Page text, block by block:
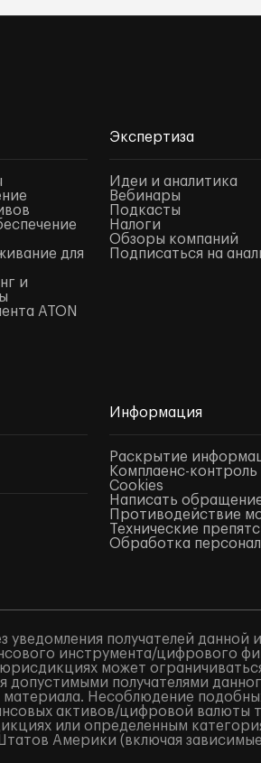
для
и
ATON
Экспертиза
Идеи и аналитика
Вебинары
Подкасты
Налоги
Обзоры компаний
Подписаться на
Информация
Раскрытие
Комплаенс-контроль
Cookies
Написать
Противодействие
Технические
Обработка
уведомления получателей
инструмента/цифрового
может
допустимыми получателями
Несоблюдение
активов/цифровой
или определенным
Америки (включая